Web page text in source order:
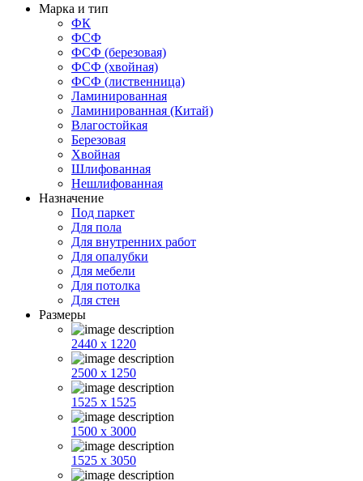
Марка и тип
ФК
ФСФ
ФСФ (березовая)
ФСФ (хвойная)
ФСФ (лиственница)
Ламинированная
Ламинированная (Китай)
Влагостойкая
Березовая
Хвойная
Шлифованная
Нешлифованная
Назначение
Под паркет
Для пола
Для внутренних работ
Для опалубки
Для мебели
Для потолка
Для стен
Размеры
2440 x 1220
2500 x 1250
1525 x 1525
1500 x 3000
1525 x 3050